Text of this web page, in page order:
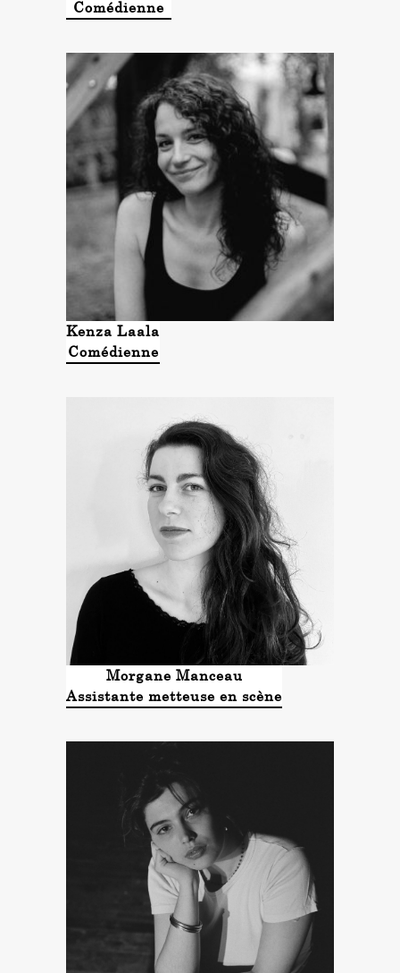
Comédienne
Kenza Laala
Comédienne
Morgane Manceau
Assistante metteuse en scène